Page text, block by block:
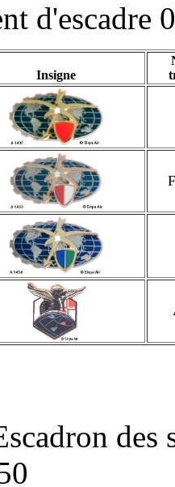
d'escadre
Insigne
des